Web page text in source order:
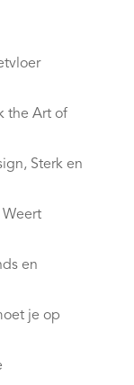
the Art of
Sterk en
Weert
en
je op